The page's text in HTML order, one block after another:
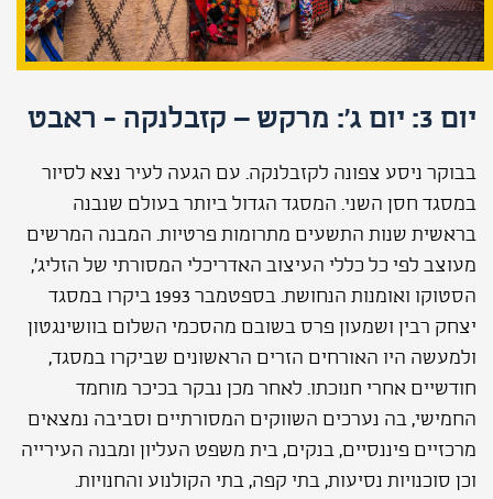
יום 3: יום ג': מרקש – קזבלנקה - ראבט
בבוקר ניסע צפונה לקזבלנקה. עם הגעה לעיר נצא לסיור
במסגד חסן השני. המסגד הגדול ביותר בעולם שנבנה
בראשית שנות התשעים מתרומות פרטיות. המבנה המרשים
מעוצב לפי כל כללי העיצוב האדריכלי המסורתי של הזליג‘,
הסטוקו ואומנות הנחושת. בספטמבר 1993 ביקרו במסגד
יצחק רבין ושמעון פרס בשובם מהסכמי השלום בוושינגטון
ולמעשה היו האורחים הזרים הראשונים שביקרו במסגד,
חודשיים אחרי חנוכתו. לאחר מכן נבקר בכיכר מוחמד
החמישי, בה נערכים השווקים המסורתיים וסביבה נמצאים
מרכזיים פיננסיים, בנקים, בית משפט העליון ומבנה העירייה
וכן סוכנויות נסיעות, בתי קפה, בתי הקולנוע והחנויות.